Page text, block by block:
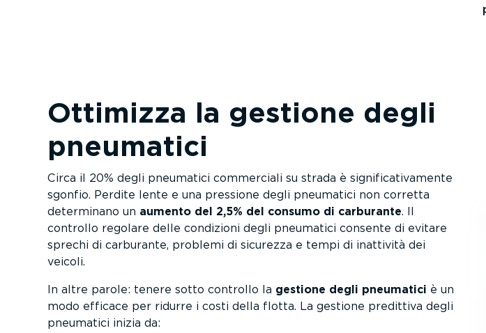
Ottimizza la gestione degli
pneumatici
Circa il 20% degli pneumatici commerciali su strada è signi­fi­ca­ti­va­mente
sgonfio. Perdite lente e una pressione degli pneumatici non corretta
determinano un aumento del 2,5% del consumo di carburante. Il
controllo regolare delle condizioni degli pneumatici consente di evitare
sprechi di carburante, problemi di sicurezza e tempi di inattività dei
veicoli.
In altre parole: tenere sotto controllo la gestione degli pneumatici è un
modo efficace per ridurre i costi della flotta. La gestione predittiva degli
pneumatici inizia da: